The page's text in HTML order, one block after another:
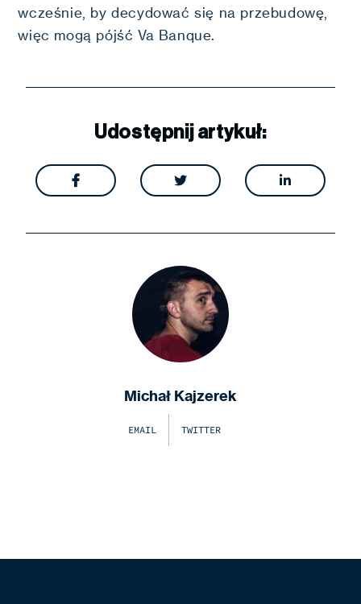
wcześnie, by decydować się na przebudowę,
więc mogą pójść Va Banque.
Udostępnij artykuł:
  
Michał Kajzerek
EMAIL TWITTER